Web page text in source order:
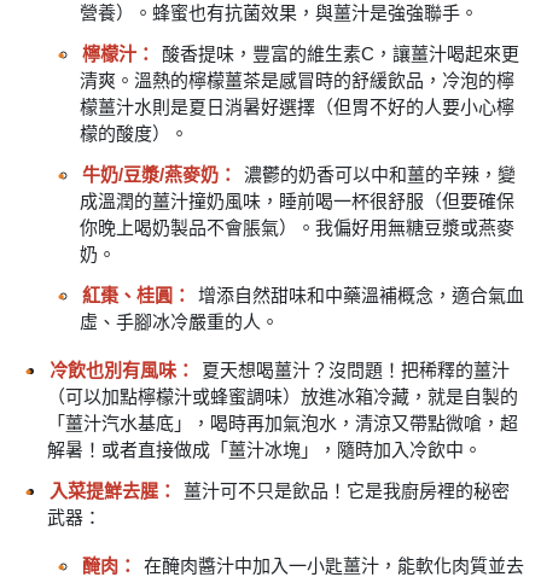
營養）。蜂蜜也有抗菌效果，與薑汁是強強聯手。
檸檬汁：
酸香提味，豐富的維生素C，讓薑汁喝起來更
清爽。溫熱的檸檬薑茶是感冒時的舒緩飲品，冷泡的檸
檬薑汁水則是夏日消暑好選擇（但胃不好的人要小心檸
檬的酸度）。
牛奶/豆漿/燕麥奶：
濃鬱的奶香可以中和薑的辛辣，變
成溫潤的薑汁撞奶風味，睡前喝一杯很舒服（但要確保
你晚上喝奶製品不會脹氣）。我偏好用無糖豆漿或燕麥
奶。
紅棗、桂圓：
增添自然甜味和中藥溫補概念，適合氣血
虛、手腳冰冷嚴重的人。
冷飲也別有風味：
夏天想喝薑汁？沒問題！把稀釋的薑汁
（可以加點檸檬汁或蜂蜜調味）放進冰箱冷藏，就是自製的
「薑汁汽水基底」，喝時再加氣泡水，清涼又帶點微嗆，超
解暑！或者直接做成「薑汁冰塊」，隨時加入冷飲中。
入菜提鮮去腥：
薑汁可不只是飲品！它是我廚房裡的秘密
武器：
醃肉：
在醃肉醬汁中加入一小匙薑汁，能軟化肉質並去